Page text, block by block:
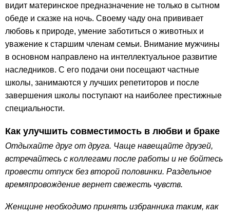
видит материнское предназначение не только в сытном
обеде и сказке на ночь. Своему чаду она прививает
любовь к природе, умение заботиться о животных и
уважение к старшим членам семьи. Внимание мужчины
в основном направлено на интеллектуальное развитие
наследников. С его подачи они посещают частные
школы, занимаются у лучших репетиторов и после
завершения школы поступают на наиболее престижные
специальности.
Как улучшить совместимость в любви и браке
Отдыхайте друг от друга. Чаще навещайте друзей,
встречайтесь с коллегами после работы и не бойтесь
провести отпуск без второй половинки. Раздельное
времяпровождение вернет свежесть чувств.
Женщине необходимо принять избранника таким, как